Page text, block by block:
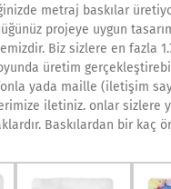
metraj baskılar
projeye uygun
Biz sizlere en fazla
üretim
yada maille (iletişim
iletiniz. onlar sizlere
Baskılardan bir kaç